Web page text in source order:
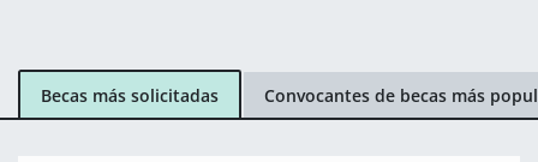
Becas más solicitadas Convocantes de becas más